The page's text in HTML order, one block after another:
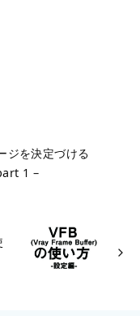
ジを決定づける
1 –